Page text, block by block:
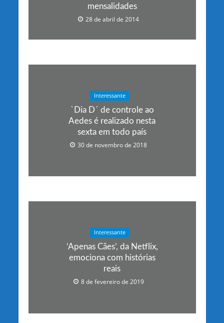
mensalidades
28 de abril de 2014
Interessante
`Dia D´ de controle ao
Aedes é realizado nesta
sexta em todo país
30 de novembro de 2018
Interessante
‘Apenas Cães’, da Netflix,
emociona com histórias
reais
8 de fevereiro de 2019